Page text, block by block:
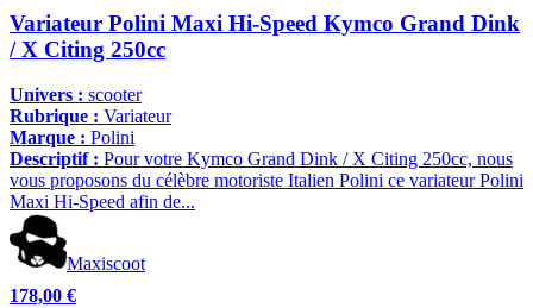
Variateur Polini Maxi Hi-Speed Kymco Grand Dink
/ X Citing 250cc
Univers : scooter
Rubrique : Variateur
Marque : Polini
Descriptif : Pour votre Kymco Grand Dink / X Citing 250cc, nous
vous proposons du célèbre motoriste Italien Polini ce variateur Polini
Maxi Hi-Speed afin de...
Maxiscoot
178,00 €